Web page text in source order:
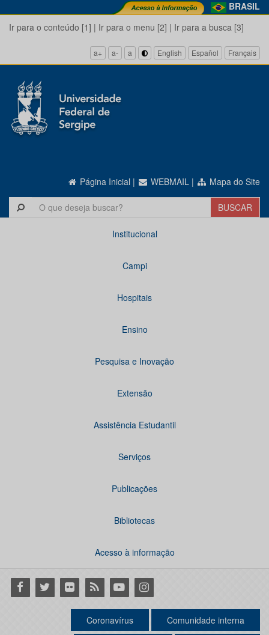
BRASIL
Ir para o conteúdo [1] | Ir para o menu [2] | Ir para a busca [3]
a+ a- a English Español Français
Página Inicial | WEBMAIL | Mapa do Site
Institucional
Campi
Hospitais
Ensino
Pesquisa e Inovação
Extensão
Assistência Estudantil
Serviços
Publicações
Bibliotecas
Acesso à informação
Facebook
Twitter Flickr RSS YoutubeInstagram
Coronavírus Comunidade interna